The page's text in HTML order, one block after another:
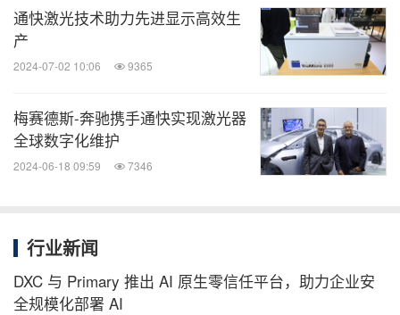
通快激光技术助力先进显示高效生
产
2024-07-02 10:06 9365
梅赛德斯-奔驰携手通快实现激光器
全球数字化维护
2024-06-18 09:59 7346
行业新闻
DXC 与 Primary 推出 AI 原生零信任平台，助力企业安
全规模化部署 AI